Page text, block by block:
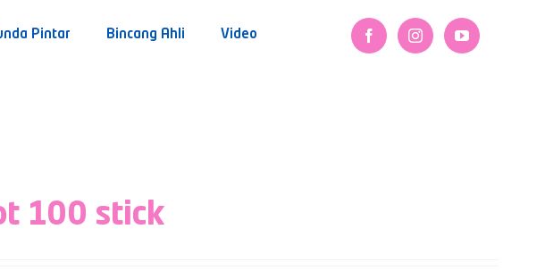
Pintar Bincang Ahli Video
100 stick